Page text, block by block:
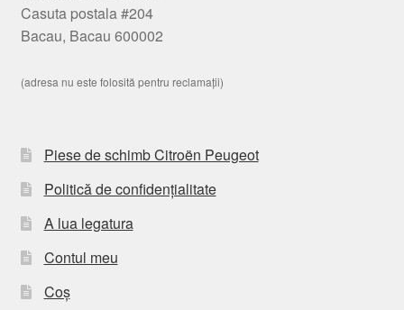
Casuta postala #204
Bacau, Bacau 600002
(adresa nu este folosită pentru reclamații)
Piese de schimb Citroën Peugeot
Politică de confidențialitate
A lua legatura
Contul meu
Coș